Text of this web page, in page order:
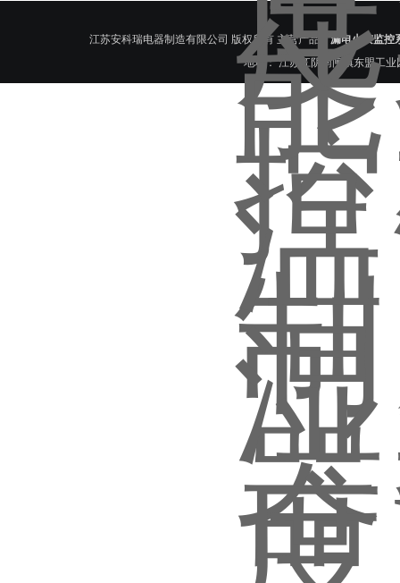
江苏安科瑞电器制造有限公司 版权所有 主营产品：漏电火灾监控
地址： 江苏江阴南闸镇东盟工业